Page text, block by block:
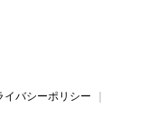
イバシーポリシー